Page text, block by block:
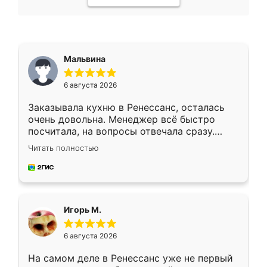
Мальвина
6 августа 2026
Заказывала кухню в Ренессанс, осталась
очень довольна. Менеджер всё быстро
посчитала, на вопросы отвечала сразу.
Замерщик приехал в субботу, подошёл к
делу со всей ответственностью. Собрали
за день, ребята работали аккуратно, даже
Читать полностью
Игорь М.
6 августа 2026
На самом деле в Ренессанс уже не первый